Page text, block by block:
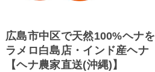
広島市中区で天然100%ヘナ
ラメロ白島店・インド産ヘナ
【ヘナ農家直送(沖縄)】